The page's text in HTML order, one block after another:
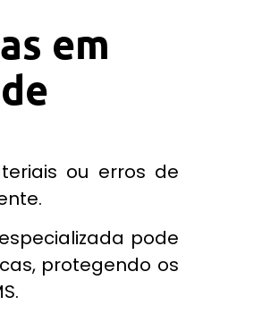
em
ou erros de
especializada pode
protegendo os